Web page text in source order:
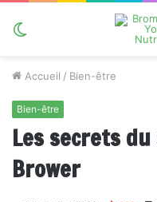
Accueil / Bien-être
Bien-être
Les secrets du
Brower